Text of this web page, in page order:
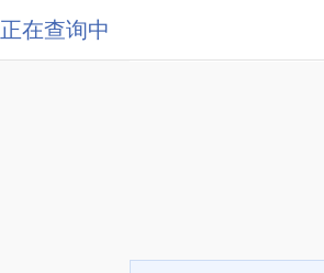
正在查询中